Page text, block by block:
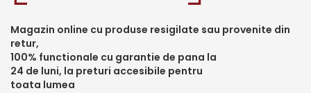
Magazin online cu produse resigilate sau provenite din
retur,
100% functionale cu garantie de pana la
24 de luni, la preturi accesibile pentru
toata lumea